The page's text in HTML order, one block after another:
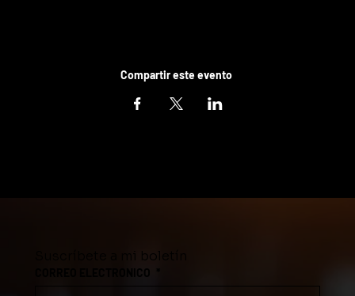
Compartir este evento
Suscríbete a mi boletín
CORREO ELECTRONICO